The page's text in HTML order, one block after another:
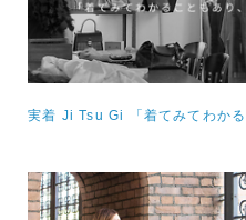
実着 Ji Tsu Gi 「着てみてわかる